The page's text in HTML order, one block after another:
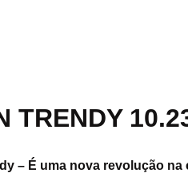
TRENDY
– É uma nova revolução na